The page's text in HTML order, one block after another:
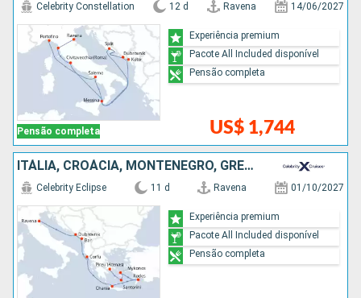
Pensão completa
Celebrity Constellation 12 d Ravena 14/06/2027
US$ 1,744
Experiência premium
Pacote All Included disponível
Pensão completa
ITÁLIA, CROÁCIA, MONTENEGRO, GRÉCIA
Celebrity Eclipse 11 d Ravena 01/10/2027
Experiência premium
Pacote All Included disponível
Pensão completa